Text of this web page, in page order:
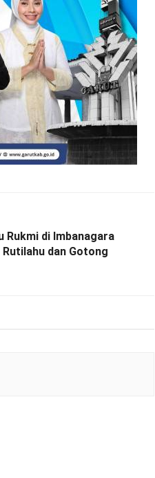
Rukmi di Imbanagara
dan Gotong